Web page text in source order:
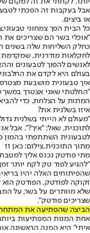
אבל בעקבות זה הפכתי
או ביצים.
כל הבית הפך צמחוני
"אוכלי בשר הם שצריכים את
כחלק השליחות שלה בשנים
לחקלאות מודרנית,
לאנשים להפוך לטבעונים
בעולם היא לקדם את
איך טבעונית מושבעת
"החלטתי שאני אצטרך במשך
המתות על הצלחת, כדי
איזו בשלנית את?
"מעולם לא הייתי בשלנית
לתוכנית, שאל: "איך?". אבל
לטבעונית השתתפתי בהמון
מתוך התוכנית,צילום: כאן 11
מתי פודטק נכנס אליך
"להגיע לפוד טק לקח יותר
שהפיתוחים האלה יהיו
זקוקה לפודטק, הפודטק הוא
שלא מוותרים על בשר, על
שצריכים פודטק".
הביצה שהפתיעה את
אחת המנות המפתיעות
איתי" היא המנה הראשונה